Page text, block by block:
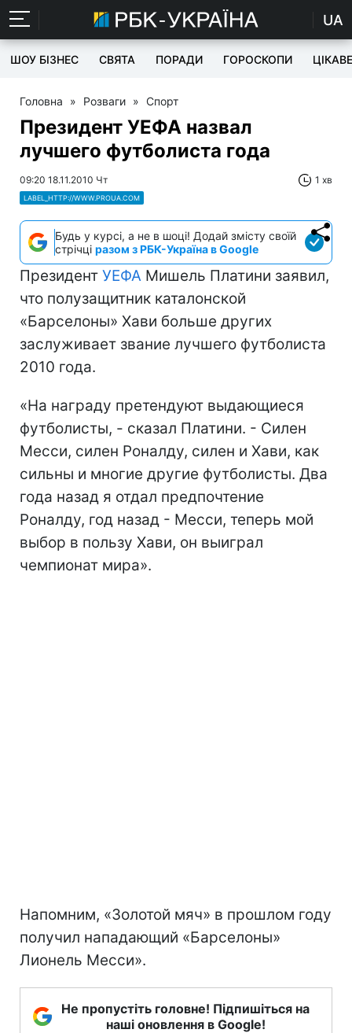
UA
ШОУ БІЗНЕС СВЯТА ПОРАДИ ГОРОСКОПИ ЦІКАВЕ
Головна » Розваги » Спорт
Президент УЕФА назвал
лучшего футболиста года
09:20 18.11.2010 Чт 1 хв
LABEL_HTTP://WWW.PROUA.COM
Будь у курсі, а не в шоці! Додай змісту своїй
стрічці разом з РБК-Україна в Google
Президент УЕФА Мишель Платини заявил,
что полузащитник каталонской
«Барселоны» Хави больше других
заслуживает звание лучшего футболиста
2010 года.
«На награду претендуют выдающиеся
футболисты, - сказал Платини. - Силен
Месси, силен Роналду, силен и Хави, как
сильны и многие другие футболисты. Два
года назад я отдал предпочтение
Роналду, год назад - Месси, теперь мой
выбор в пользу Хави, он выиграл
чемпионат мира».
Напомним, «Золотой мяч» в прошлом году
получил нападающий «Барселоны»
Лионель Месси».
Не пропустіть головне! Підпишіться на
наші оновлення в Google!